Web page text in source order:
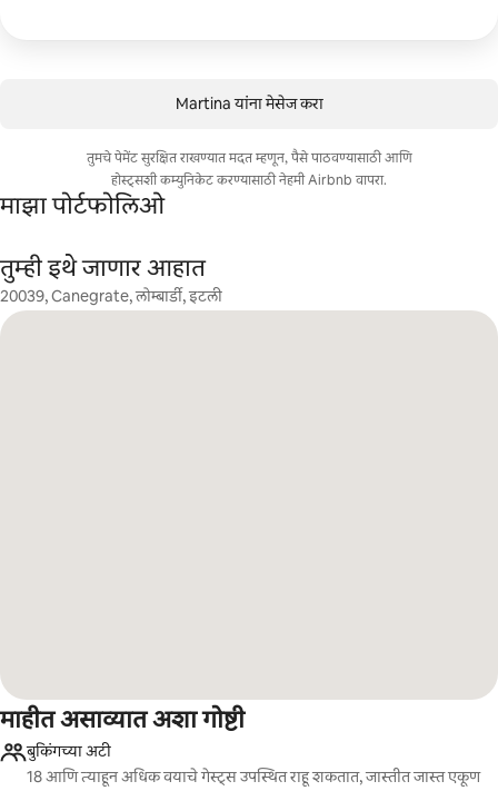
Martina यांना मेसेज करा
तुमचे पेमेंट सुरक्षित राखण्यात मदत म्हणून, पैसे पाठवण्यासाठी आणि
होस्ट्सशी कम्युनिकेट करण्यासाठी नेहमी Airbnb वापरा.
माझा पोर्टफोलिओ
तुम्ही इथे जाणार आहात
20039, Canegrate, लोम्बार्डी, इटली
माहीत असाव्यात अशा गोष्टी
बुकिंगच्या अटी
18 आणि त्याहून अधिक वयाचे गेस्ट्स उपस्थित राहू शकतात, जास्तीत जास्त एकूण